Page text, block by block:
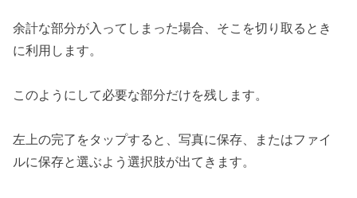
余計な部分が入ってしまった場合、そこを切り取るとき
に利用します。
このようにして必要な部分だけを残します。
左上の完了をタップすると、写真に保存、またはファイ
ルに保存と選ぶよう選択肢が出てきます。